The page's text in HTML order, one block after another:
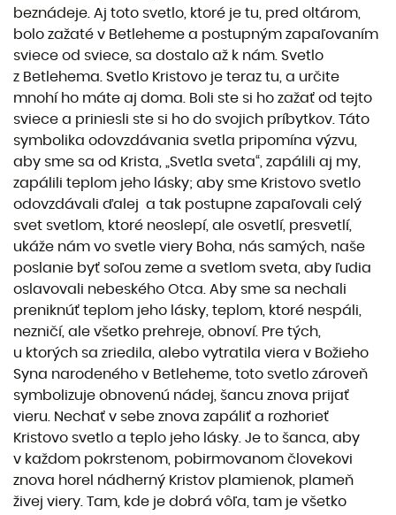
beznádeje. Aj toto svetlo, ktoré je tu, pred oltárom,
bolo zažaté v Betleheme a postupným zapaľovaním
sviece od sviece, sa dostalo až k nám. Svetlo
z Betlehema. Svetlo Kristovo je teraz tu, a určite
mnohí ho máte aj doma. Boli ste si ho zažať od tejto
sviece a priniesli ste si ho do svojich príbytkov. Táto
symbolika odovzdávania svetla pripomína výzvu,
aby sme sa od Krista, „Svetla sveta“, zapálili aj my,
zapálili teplom jeho lásky; aby sme Kristovo svetlo
odovzdávali ďalej a tak postupne zapaľovali celý
svet svetlom, ktoré neoslepí, ale osvetlí, presvetlí,
ukáže nám vo svetle viery Boha, nás samých, naše
poslanie byť soľou zeme a svetlom sveta, aby ľudia
oslavovali nebeského Otca. Aby sme sa nechali
preniknúť teplom jeho lásky, teplom, ktoré nespáli,
nezničí, ale všetko prehreje, obnoví. Pre tých,
u ktorých sa zriedila, alebo vytratila viera v Božieho
Syna narodeného v Betleheme, toto svetlo zároveň
symbolizuje obnovenú nádej, šancu znova prijať
vieru. Nechať v sebe znova zapáliť a rozhorieť
Kristovo svetlo a teplo jeho lásky. Je to šanca, aby
v každom pokrstenom, pobirmovanom človekovi
znova horel nádherný Kristov plamienok, plameň
živej viery. Tam, kde je dobrá vôľa, tam je všetko